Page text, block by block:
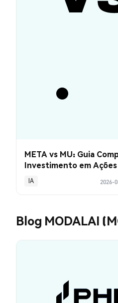
META vs MU: Guia
Investimento em
2026
IA 2026-
Blog MODALAI